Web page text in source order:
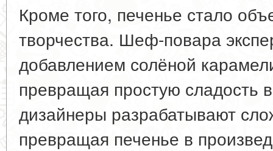
Кроме того, печенье стало
творчества. Шеф-повара
добавлением солёной
превращая простую сладость
дизайнеры разрабатывают
превращая печенье в